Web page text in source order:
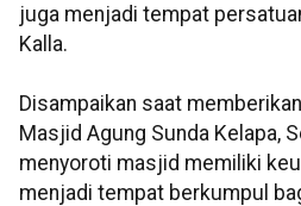
juga menjadi tempat
Kalla.
Disampaikan saat
Masjid Agung Sunda Kelapa,
menyoroti masjid memiliki
menjadi tempat berkumpul